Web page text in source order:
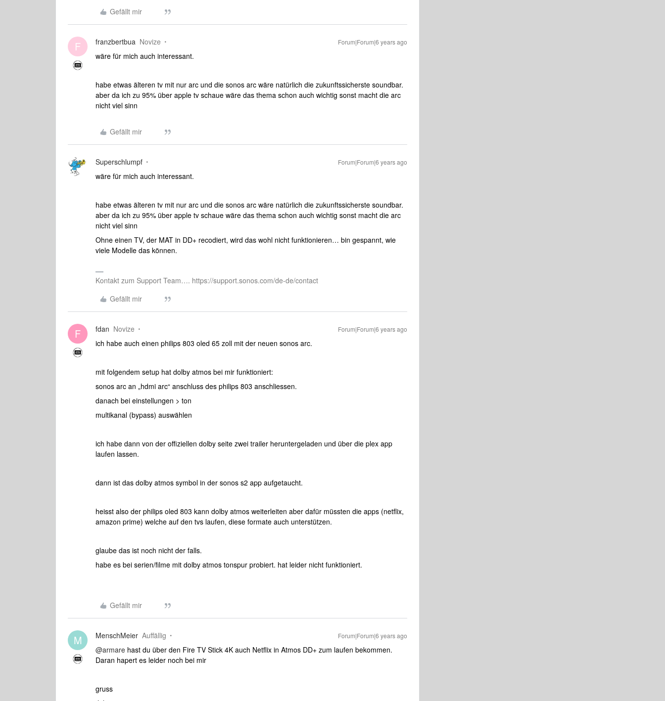
Gefällt mir
F franzbertbua Novize Forum|Forum|6 years ago
wäre für mich auch interessant.
habe etwas älteren tv mit nur arc und die sonos arc wäre natürlich die zukunftssicherste soundbar.
aber da ich zu 95% über apple tv schaue wäre das thema schon auch wichtig sonst macht die arc
nicht viel sinn
Gefällt mir
Superschlumpf Forum|Forum|6 years ago
wäre für mich auch interessant.
habe etwas älteren tv mit nur arc und die sonos arc wäre natürlich die zukunftssicherste soundbar.
aber da ich zu 95% über apple tv schaue wäre das thema schon auch wichtig sonst macht die arc
nicht viel sinn
Ohne einen TV, der MAT in DD+ recodiert, wird das wohl nicht funktionieren… bin gespannt, wie
viele Modelle das können.
Kontakt zum Support Team…. https://support.sonos.com/de-de/contact
Gefällt mir
F fdan Novize Forum|Forum|6 years ago
ich habe auch einen philips 803 oled 65 zoll mit der neuen sonos arc.
mit folgendem setup hat dolby atmos bei mir funktioniert:
sonos arc an „hdmi arc“ anschluss des philips 803 anschliessen.
danach bei einstellungen > ton
multikanal (bypass) auswählen
ich habe dann von der offiziellen dolby seite zwei trailer heruntergeladen und über die plex app
laufen lassen.
dann ist das dolby atmos symbol in der sonos s2 app aufgetaucht.
heisst also der philips oled 803 kann dolby atmos weiterleiten aber dafür müssten die apps (netflix,
amazon prime) welche auf den tvs laufen, diese formate auch unterstützen.
glaube das ist noch nicht der falls.
habe es bei serien/filme mit dolby atmos tonspur probiert. hat leider nicht funktioniert.
Gefällt mir
M MenschMeier Auffällig Forum|Forum|6 years ago
@armare hast du über den Fire TV Stick 4K auch Netflix in Atmos DD+ zum laufen bekommen.
Daran hapert es leider noch bei mir
gruss